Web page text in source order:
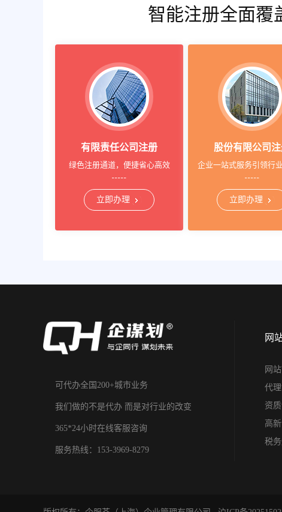
智能注册全面覆
有限责任公司注册
绿色注册通道，便捷省心高效
立即办理
股份有限公司
企业一站式服务引领行
立即办理
可代办全国200+城市业务
我们做的不是代办 而是对行业的改变
365*24小时在线客服咨询
服务热线：153-3969-8279
网
网
代
资质
高
税务